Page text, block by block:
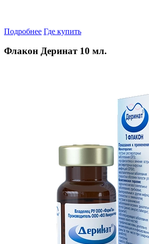
Подробнее Где купить
Флакон Деринат 10 мл.